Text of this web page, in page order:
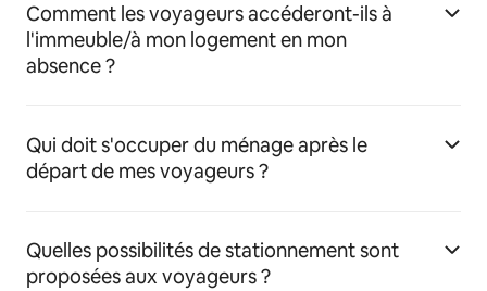
Comment les voyageurs accéderont-ils à
l'immeuble/à mon logement en mon
absence ?
Qui doit s'occuper du ménage après le
départ de mes voyageurs ?
Quelles possibilités de stationnement sont
proposées aux voyageurs ?